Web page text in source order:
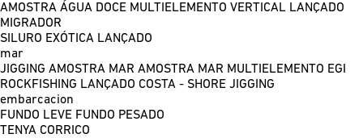
AMOSTRA ÁGUA DOCE MULTIELEMENTO VERTICAL LANÇADO
MIGRADOR
SILURO EXÓTICA LANÇADO
mar
JIGGING AMOSTRA MAR AMOSTRA MAR MULTIELEMENTO EGI
ROCKFISHING LANÇADO COSTA - SHORE JIGGING
embarcacion
FUNDO LEVE FUNDO PESADO
TENYA CORRICO